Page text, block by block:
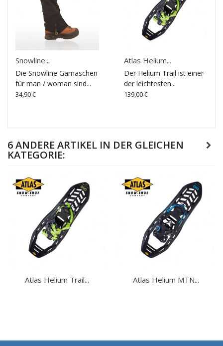
Snowline...
Die Snowline Gamaschen
für man / woman sind...
34,90 €
Atlas Helium...
Der Helium Trail ist einer
der leichtesten...
139,00 €
6 ANDERE ARTIKEL IN DER GLEICHEN
KATEGORIE:
Atlas Helium Trail... Atlas Helium MTN...